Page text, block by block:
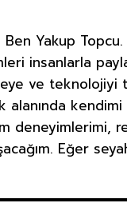
Ben Yakup
insanlarla
ve teknolojiyi
alanında
deneyimlerimi,
Eğer